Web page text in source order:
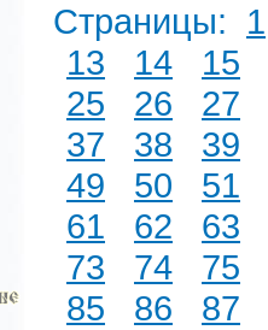
Страницы: 1
13
14
15
25
26
27
37
38
39
49
50
51
61
62
63
73
74
75
85
86 87